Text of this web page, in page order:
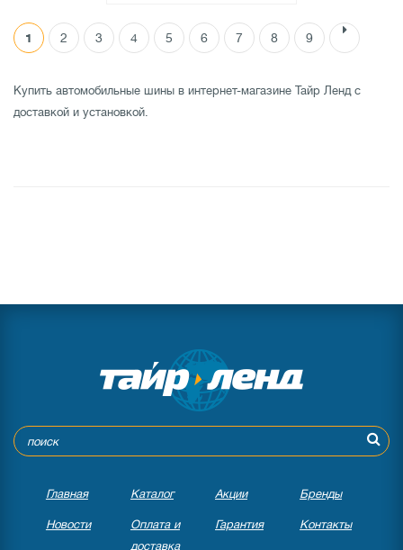
●есть в наличии
1 2 3 4 5 6 7 8 9
Купить автомобильные шины в интернет-магазине Тайр Ленд с
доставкой и установкой.
Главная Каталог Акции Бренды
Новости
Оплата и
доставка
Гарантия Контакты